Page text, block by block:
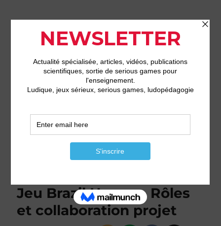
LudiJob – Serious games pour
la formation professionnelle et
l'enseignement supérieur
MENU
communication
Jeu Brazil House – Rôles
et collaboration projet